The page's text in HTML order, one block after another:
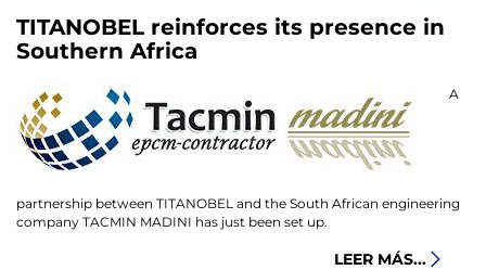
TITANOBEL reinforces its presence in
Southern Africa
A
partnership between TITANOBEL and the South African engineering
company TACMIN MADINI has just been set up.
LEER MÁS...